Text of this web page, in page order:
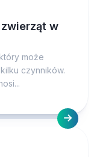
zwierząt w
może
czynników.